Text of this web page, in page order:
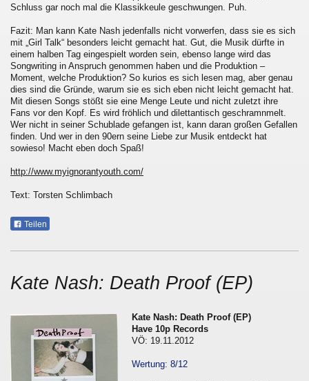
Schluss gar noch mal die Klassikkeule geschwungen. Puh.
Fazit: Man kann Kate Nash jedenfalls nicht vorwerfen, dass sie es sich
mit „Girl Talk“ besonders leicht gemacht hat. Gut, die Musik dürfte in
einem halben Tag eingespielt worden sein, ebenso lange wird das
Songwriting in Anspruch genommen haben und die Produktion –
Moment, welche Produktion? So kurios es sich lesen mag, aber genau
dies sind die Gründe, warum sie es sich eben nicht leicht gemacht hat.
Mit diesen Songs stößt sie eine Menge Leute und nicht zuletzt ihre
Fans vor den Kopf. Es wird fröhlich und dilettantisch geschramnmelt.
Wer nicht in seiner Schublade gefangen ist, kann daran großen Gefallen
finden. Und wer in den 90ern seine Liebe zur Musik entdeckt hat
sowieso! Macht eben doch Spaß!
http://www.myignorantyouth.com/
Text: Torsten Schlimbach
Teilen
Kate Nash: Death Proof (EP)
Kate Nash: Death Proof (EP)
Have 10p Records
VÖ: 19.11.2012
Wertung: 8/12